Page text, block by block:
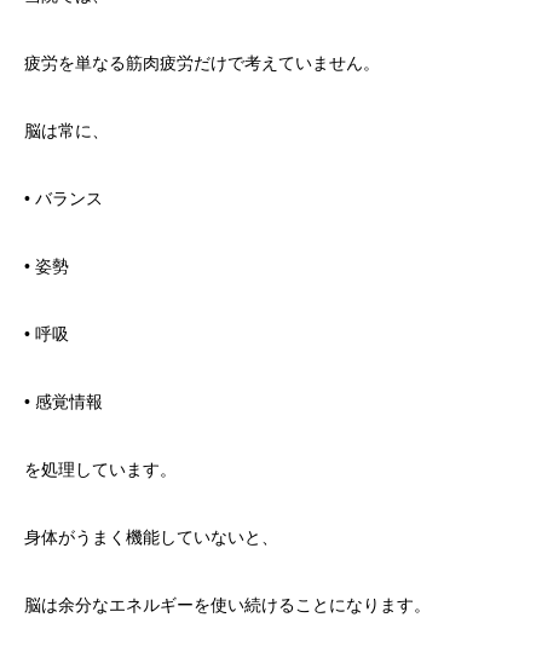
疲労を単なる筋肉疲労だけで考えていません。
脳は常に、
• バランス
• 姿勢
• 呼吸
• 感覚情報
を処理しています。
身体がうまく機能していないと、
脳は余分なエネルギーを使い続けることになります。